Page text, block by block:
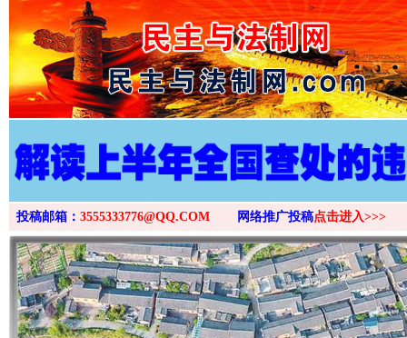
>
投稿邮箱： 3555333776@QQ.COM 网络推广投稿点击进入>>>